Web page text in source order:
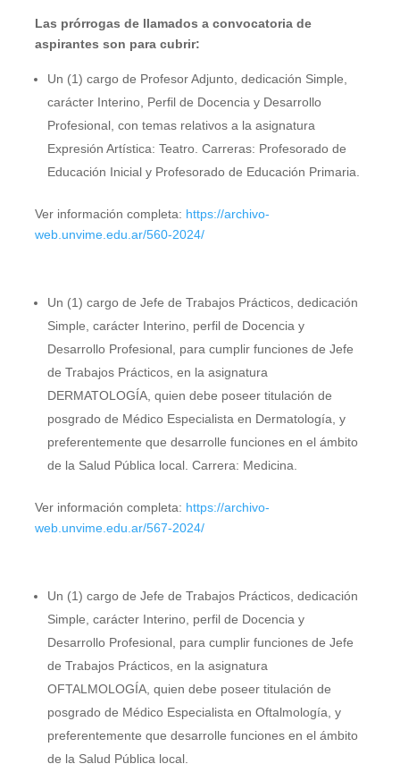
Las prórrogas de llamados a convocatoria de
aspirantes son para cubrir:
Un (1) cargo de Profesor Adjunto, dedicación Simple,
carácter Interino, Perfil de Docencia y Desarrollo
Profesional, con temas relativos a la asignatura
Expresión Artística: Teatro. Carreras: Profesorado de
Educación Inicial y Profesorado de Educación Primaria.
Ver información completa: https://archivo-
web.unvime.edu.ar/560-2024/
Un (1) cargo de Jefe de Trabajos Prácticos, dedicación
Simple, carácter Interino, perfil de Docencia y
Desarrollo Profesional, para cumplir funciones de Jefe
de Trabajos Prácticos, en la asignatura
DERMATOLOGÍA, quien debe poseer titulación de
posgrado de Médico Especialista en Dermatología, y
preferentemente que desarrolle funciones en el ámbito
de la Salud Pública local. Carrera: Medicina.
Ver información completa: https://archivo-
web.unvime.edu.ar/567-2024/
Un (1) cargo de Jefe de Trabajos Prácticos, dedicación
Simple, carácter Interino, perfil de Docencia y
Desarrollo Profesional, para cumplir funciones de Jefe
de Trabajos Prácticos, en la asignatura
OFTALMOLOGÍA, quien debe poseer titulación de
posgrado de Médico Especialista en Oftalmología, y
preferentemente que desarrolle funciones en el ámbito
de la Salud Pública local.